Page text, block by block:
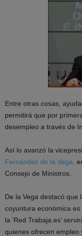
Entre otras cosas,
permitirá que por
desempleo a través de
Así lo avanzó la
Fernández de la Vega,
Consejo de Ministros.
De la Vega destacó que
coyuntura económica
la ‘Red Trabaja.es’
quienes ofrecen empleo